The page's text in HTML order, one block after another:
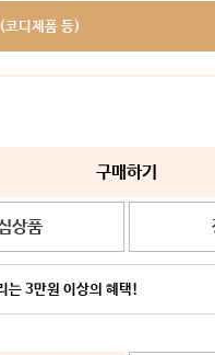
코디제품 등)
구매하기
상품
는 3만원 이상의 혜택!